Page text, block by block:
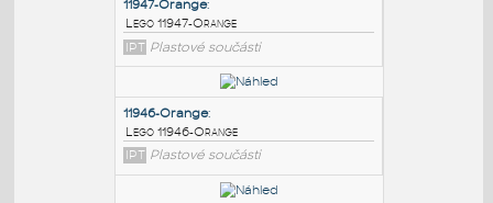
PODOBNÉ BLOKY
11947-Orange: